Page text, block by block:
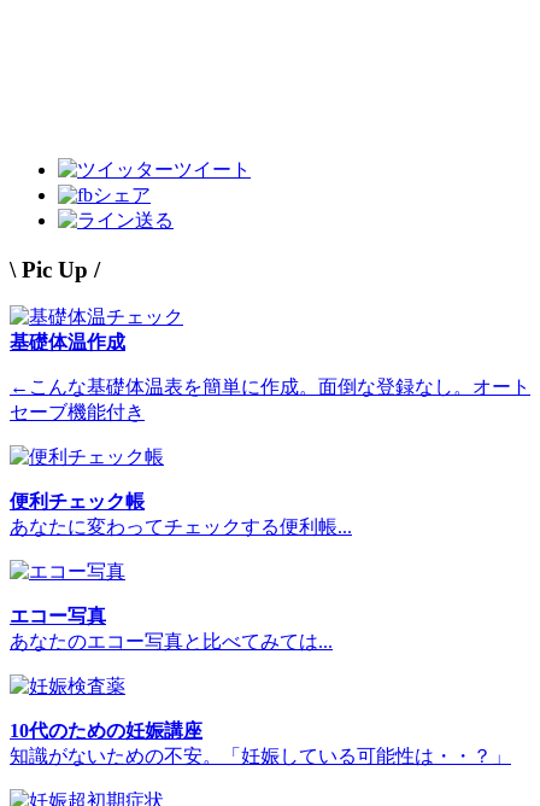
ツイート
シェア
送る
\ Pic Up /
基礎体温作成
←こんな基礎体温表を簡単に作成。面倒な登録なし。オート
セーブ機能付き
便利チェック帳
あなたに変わってチェックする便利帳...
エコー写真
あなたのエコー写真と比べてみては...
10代のための妊娠講座
知識がないための不安。「妊娠している可能性は・・？」